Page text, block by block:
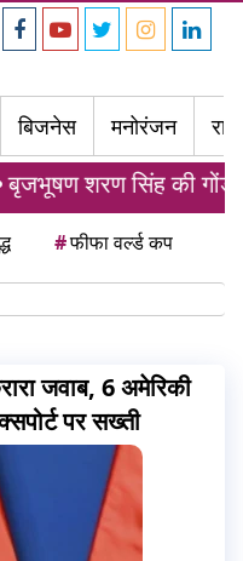
बिजनेस मनोरंजन
शरण सिंह की गोंडा
#फीफा वर्ल्ड कप
जवाब, 6 अमेरिकी
पर सख्ती